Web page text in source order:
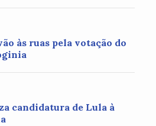
às ruas pela votação do
candidatura de Lula à